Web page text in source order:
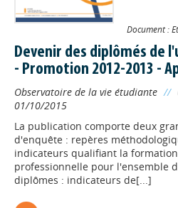
Document :
Devenir des diplômés de
- Promotion 2012-2013 -
Observatoire de la vie étudiante //
01/10/2015
La publication comporte deux
d'enquête : repères
indicateurs qualifiant la
professionnelle pour l'ensemble
diplômes : indicateurs de[...]